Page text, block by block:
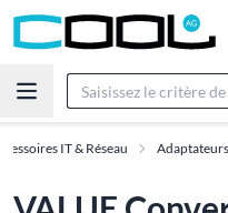
IT & Réseau